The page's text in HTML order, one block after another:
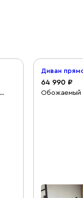
64 990
Обожаемый